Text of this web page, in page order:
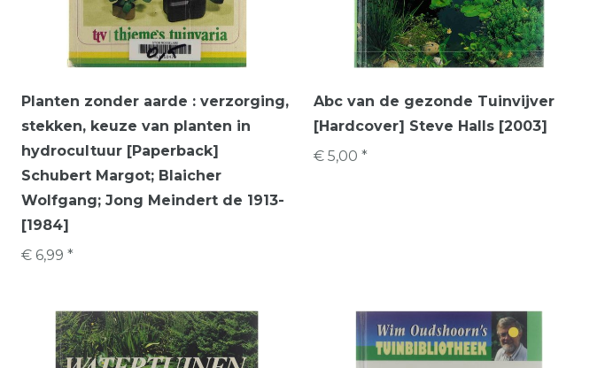
Planten zonder aarde : verzorging,
stekken, keuze van planten in
hydrocultuur [Paperback]
Schubert Margot; Blaicher
Wolfgang; Jong Meindert de 1913-
[1984]
€ 6,99 *
Abc van de gezonde Tuinvijver
[Hardcover] Steve Halls [2003]
€ 5,00 *